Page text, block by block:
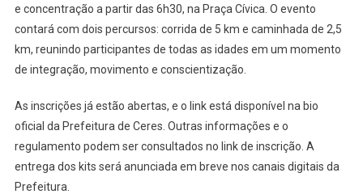
Em
Alusão
Ao
Setembro
e concentração a partir das 6h30, na Praça Cívica. O evento
contará com dois percursos: corrida de 5 km e caminhada de 2,5
km, reunindo participantes de todas as idades em um momento
de integração, movimento e conscientização.
As inscrições já estão abertas, e o link está disponível na bio
oficial da Prefeitura de Ceres. Outras informações e o
regulamento podem ser consultados no link de inscrição. A
entrega dos kits será anunciada em breve nos canais digitais da
Prefeitura.